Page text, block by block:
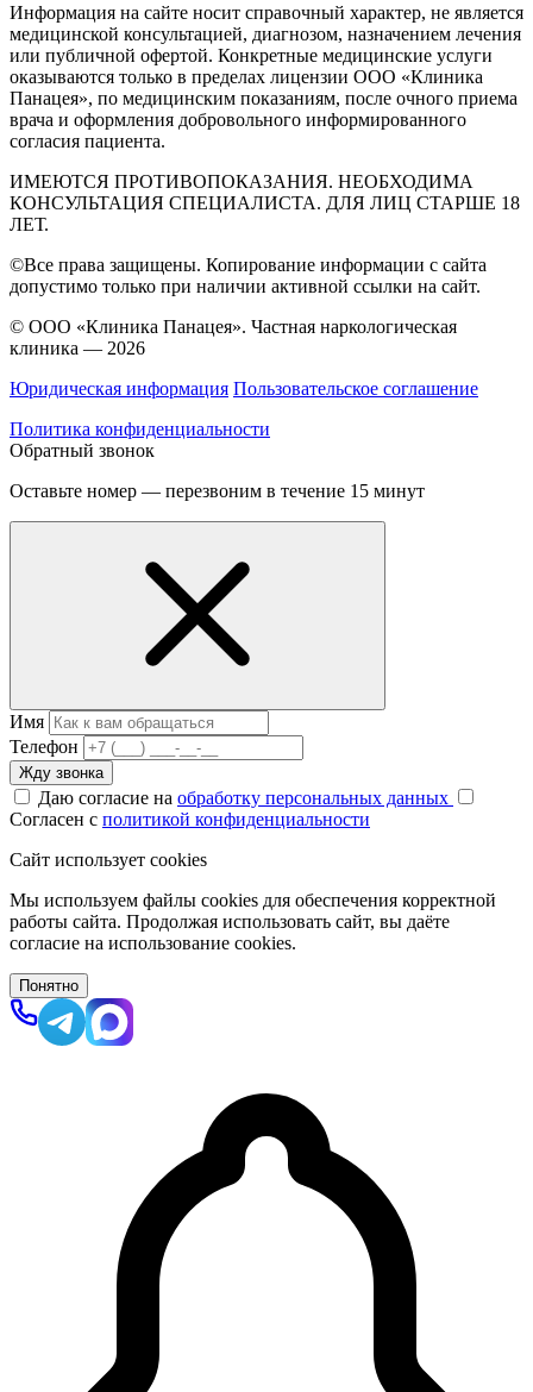
Информация на сайте носит справочный характер, не является
медицинской консультацией, диагнозом, назначением лечения
или публичной офертой. Конкретные медицинские услуги
оказываются только в пределах лицензии ООО «Клиника
Панацея», по медицинским показаниям, после очного приема
врача и оформления добровольного информированного
согласия пациента.
ИМЕЮТСЯ ПРОТИВОПОКАЗАНИЯ. НЕОБХОДИМА
КОНСУЛЬТАЦИЯ СПЕЦИАЛИСТА. ДЛЯ ЛИЦ СТАРШЕ 18
ЛЕТ.
©Все права защищены. Копирование информации с сайта
допустимо только при наличии активной ссылки на сайт.
© ООО «Клиника Панацея». Частная наркологическая
клиника — 2026
Юридическая информация Пользовательское соглашение
Политика конфиденциальности
Обратный звонок
Оставьте номер — перезвоним в течение 15 минут
Имя
Телефон
Жду звонка
Даю согласие на обработку персональных данных
Согласен с политикой конфиденциальности
Сайт использует cookies
Мы используем файлы cookies для обеспечения корректной
работы сайта. Продолжая использовать сайт, вы даёте
согласие на использование cookies.
Понятно